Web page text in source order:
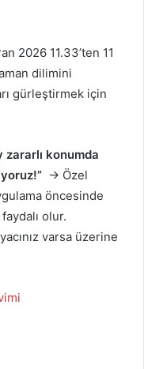
2026 11.33’ten 11
dilimini
gürleştirmek için
zararlı konumda
→ Özel
öncesinde
olur.
varsa üzerine